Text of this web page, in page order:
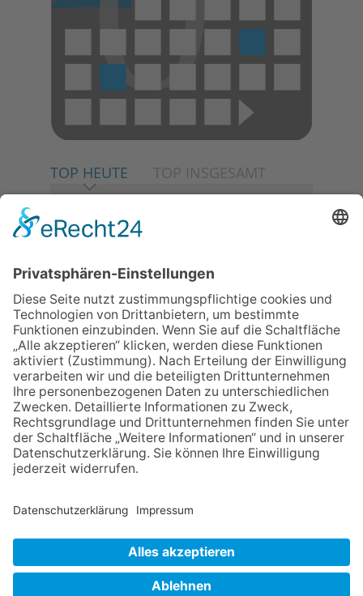
TOP HEUTE TOP INSGESAMT
06.08.2026
Baustellenführung führt auch in
die Zukunft der Stadt
Königstein
06.08.2026
Klinikforum zum Thema
Karpaltunnelsyndrom
06.08.2026
Gewinnspiel zum Start ins
Schuljahr
06.08.2026
„Rock auf der Burg“ lässt
Königstein beben
NACH OBEN
Datenschutz Netiquette FAQ